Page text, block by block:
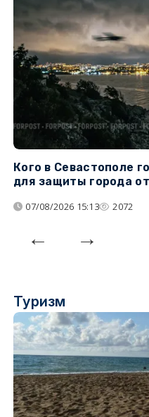
Кого в Севастополе
для защиты города
07/08/2026 15:13 2072
Туризм